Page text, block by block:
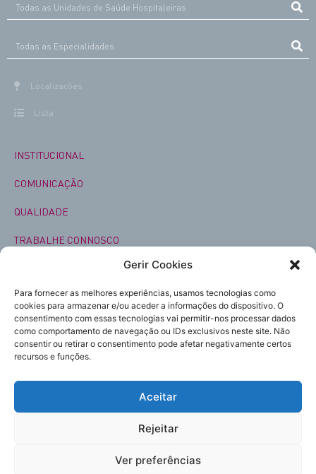
Gerir Cookies
Para fornecer as melhores experiências, usamos tecnologias como
cookies para armazenar e/ou aceder a informações do dispositivo. O
consentimento com essas tecnologias vai permitir-nos processar dados
como comportamento de navegação ou IDs exclusivos neste site. Não
consentir ou retirar o consentimento pode afetar negativamente certos
recursos e funções.
Aceitar
Rejeitar
Ver preferências
Localizações
Lista
INSTITUCIONAL
COMUNICAÇÃO
QUALIDADE
TRABALHE CONNOSCO
Política de Privacidade
Política de Cookies
Subscreva
a nossa newsletter
Estou de acordo com os termos e condições da
Enviar